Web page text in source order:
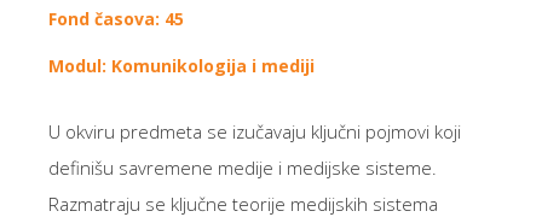
Fond časova: 45
Modul: Komunikologija i mediji
U okviru predmeta se izučavaju ključni pojmovi koji
definišu savremene medije i medijske sisteme.
Razmatraju se ključne teorije medijskih sistema